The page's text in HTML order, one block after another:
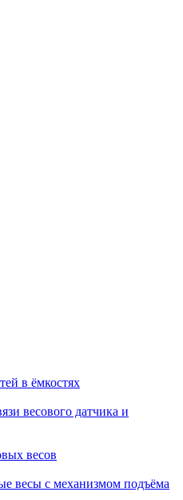
в ёмкостях
весового датчика и
весов
весы с механизмом подъёма